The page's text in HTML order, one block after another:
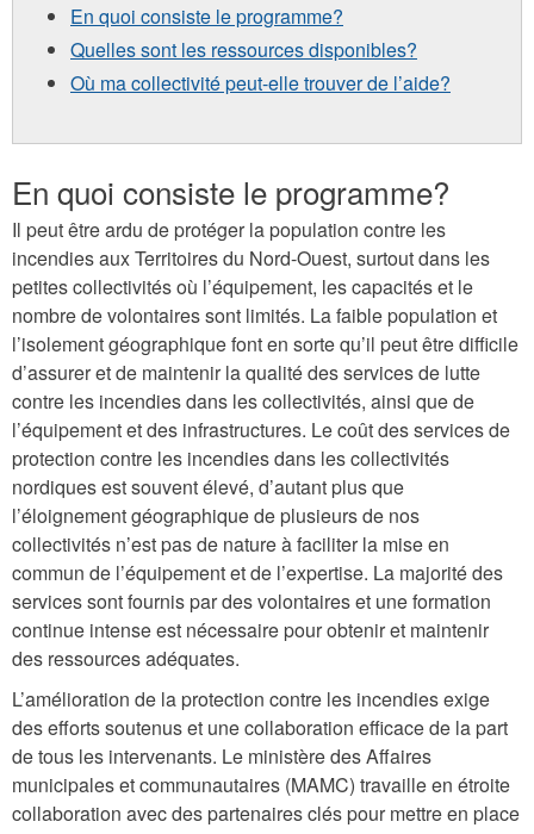
En quoi consiste le programme?
Quelles sont les ressources disponibles?
Où ma collectivité peut-elle trouver de l’aide?
En quoi consiste le programme?
Il peut être ardu de protéger la population contre les
incendies aux Territoires du Nord-Ouest, surtout dans les
petites collectivités où l’équipement, les capacités et le
nombre de volontaires sont limités. La faible population et
l’isolement géographique font en sorte qu’il peut être difficile
d’assurer et de maintenir la qualité des services de lutte
contre les incendies dans les collectivités, ainsi que de
l’équipement et des infrastructures. Le coût des services de
protection contre les incendies dans les collectivités
nordiques est souvent élevé, d’autant plus que
l’éloignement géographique de plusieurs de nos
collectivités n’est pas de nature à faciliter la mise en
commun de l’équipement et de l’expertise. La majorité des
services sont fournis par des volontaires et une formation
continue intense est nécessaire pour obtenir et maintenir
des ressources adéquates.
L’amélioration de la protection contre les incendies exige
des efforts soutenus et une collaboration efficace de la part
de tous les intervenants. Le ministère des Affaires
municipales et communautaires (MAMC) travaille en étroite
collaboration avec des partenaires clés pour mettre en place